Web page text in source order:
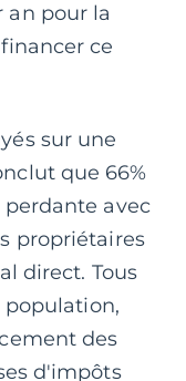
an pour la
ce
sur une
que 66%
avec
propriétaires
direct. Tous
population,
des
d'impôts